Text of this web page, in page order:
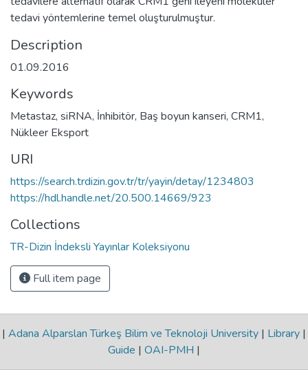
tedavi yöntemlerine temel oluşturulmuştur.
Description
01.09.2016
Keywords
Metastaz, siRNA, İnhibitör, Baş boyun kanseri, CRM1,
Nükleer Eksport
URI
https://search.trdizin.gov.tr/tr/yayin/detay/1234803
https://hdl.handle.net/20.500.14669/923
Collections
TR-Dizin İndeksli Yayınlar Koleksiyonu
Full item page
| Adana Alparslan Türkeş Bilim ve Teknoloji University | Library |
Guide | OAI-PMH |